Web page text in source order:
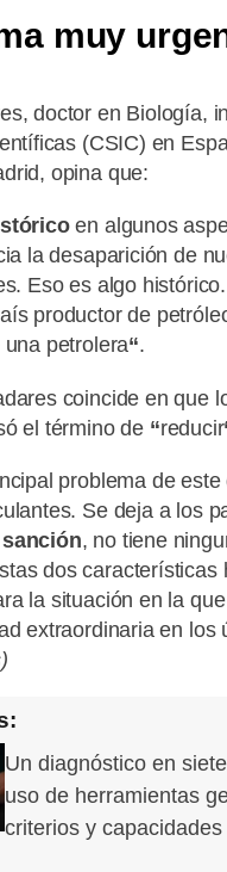
muy
doctor en Biología,
(CSIC) en
opina que:
en algunos
la desaparición de
Eso es algo
productor de
petrolera“.
coincide en que
el término de “reducir
problema de
Se deja a los
, no tiene
dos
la situación en la
extraordinaria en los
Un diagnóstico en
uso de herramientas
criterios y